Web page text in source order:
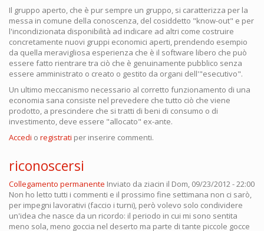
Il gruppo aperto, che è pur sempre un gruppo, si caratterizza per la
messa in comune della conoscenza, del cosiddetto "know-out" e per
l'incondizionata disponibilità ad indicare ad altri come costruire
concretamente nuovi gruppi economici aperti, prendendo esempio
da quella meravigliosa esperienza che è il software libero che può
essere fatto rientrare tra ciò che è genuinamente pubblico senza
essere amministrato o creato o gestito da organi dell'"esecutivo".
Un ultimo meccanismo necessario al corretto funzionamento di una
economia sana consiste nel prevedere che tutto ciò che viene
prodotto, a prescindere che si tratti di beni di consumo o di
investimento, deve essere "allocato" ex-ante.
Accedi o registrati per inserire commenti.
riconoscersi
Collegamento permanente Inviato da ziacin il Dom, 09/23/2012 - 22:00
Non ho letto tutti i commenti e il prossimo fine settimana non ci sarò,
per impegni lavorativi (faccio i turni), però volevo solo condividere
un'idea che nasce da un ricordo: il periodo in cui mi sono sentita
meno sola, meno goccia nel deserto ma parte di tante piccole gocce